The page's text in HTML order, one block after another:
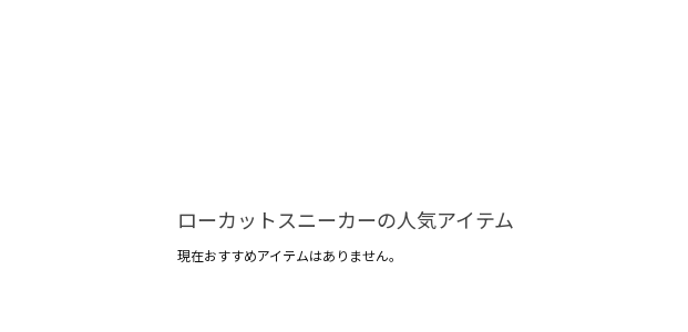
ローカットスニーカーの人気アイテム
現在おすすめアイテムはありません。